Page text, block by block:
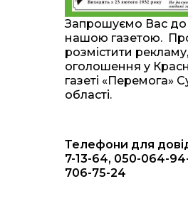
10:36
28 лип
Валентина
«Нас тримає
Перемогу і
додому»
10:31
28 лип
Знову біль…
втрата… На
16:57
24 лип
Обмежено
але безмежно
вмотивований:
колишній
Запрошуємо Вас до
нашою газетою.
розмістити рекламу,
оголошення у
газеті «Перемога»
області.
Телефони для
7-13-64, 050-064-
706-75-24